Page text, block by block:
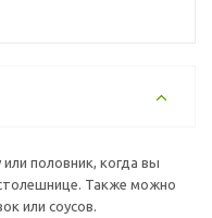
половник, когда вы
Также можно
или соусов.